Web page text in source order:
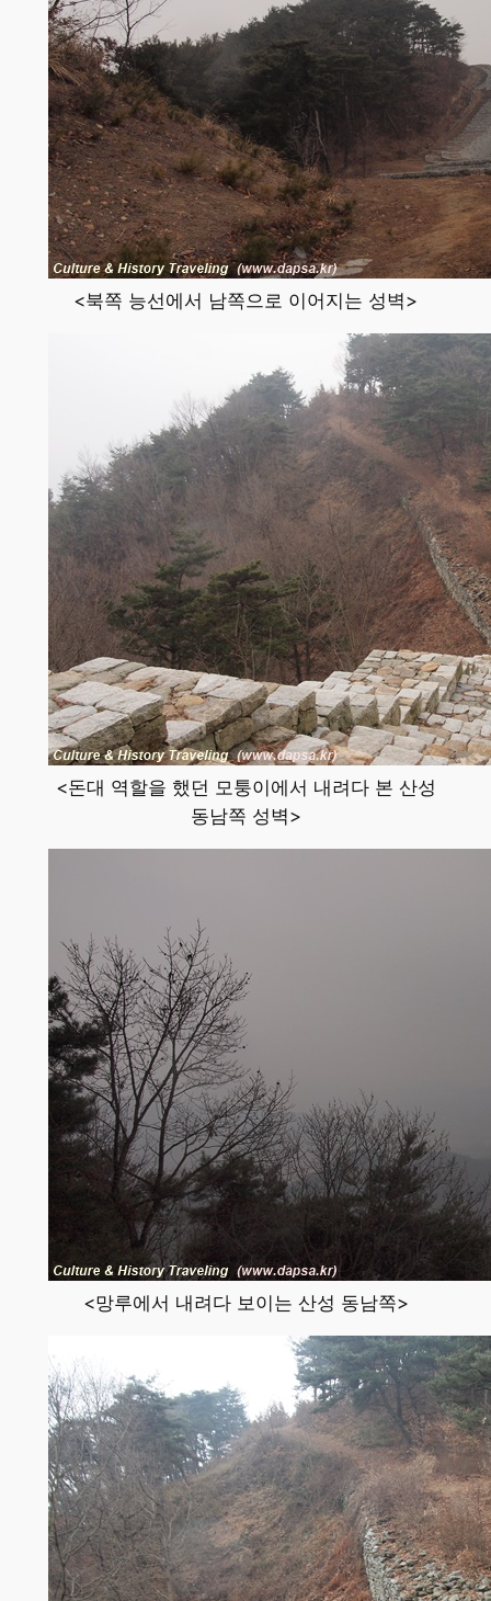
<북쪽 능선에서 남쪽으로 이어지는 성벽>
<돈대 역할을 했던 모퉁이에서 내려다 본 산성
동남쪽 성벽>
<망루에서 내려다 보이는 산성 동남쪽>